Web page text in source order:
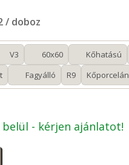
/ doboz
V3 60x60 Kőhatású
Fagyálló R9 Kőporcelán
belül - kérjen ajánlatot!